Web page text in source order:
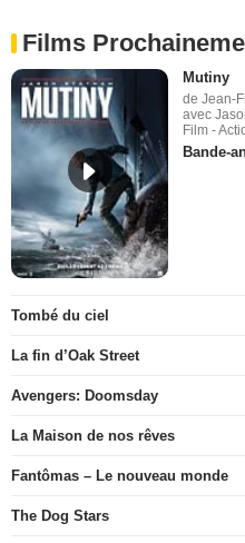
Films
Mutiny
de Jean-
avec
Film -
Bande-
Tombé du ciel
La fin d’Oak Street
Avengers: Doomsday
La Maison de nos rêves
Fantômas – Le nouveau monde
The Dog Stars